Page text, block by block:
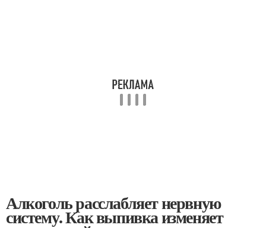
Алкоголь расслабляет нервную
систему. Как выпивка изменяет